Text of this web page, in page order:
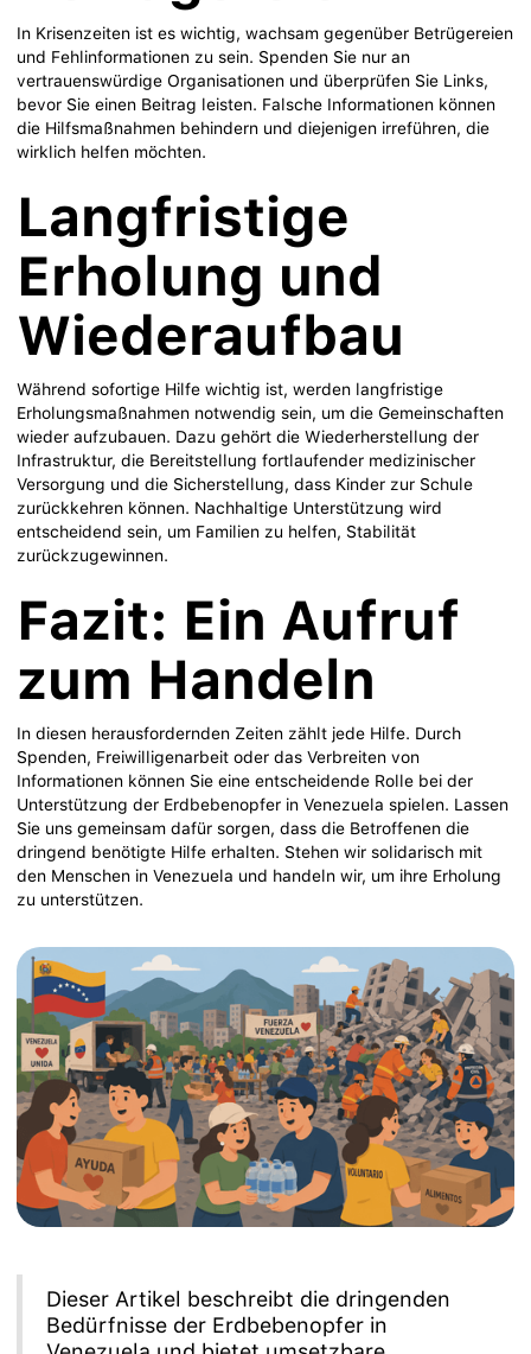
In Krisenzeiten ist es wichtig, wachsam gegenüber Betrügereien
und Fehlinformationen zu sein. Spenden Sie nur an
vertrauenswürdige Organisationen und überprüfen Sie Links,
bevor Sie einen Beitrag leisten. Falsche Informationen können
die Hilfsmaßnahmen behindern und diejenigen irreführen, die
wirklich helfen möchten.
Langfristige
Erholung und
Wiederaufbau
Während sofortige Hilfe wichtig ist, werden langfristige
Erholungsmaßnahmen notwendig sein, um die Gemeinschaften
wieder aufzubauen. Dazu gehört die Wiederherstellung der
Infrastruktur, die Bereitstellung fortlaufender medizinischer
Versorgung und die Sicherstellung, dass Kinder zur Schule
zurückkehren können. Nachhaltige Unterstützung wird
entscheidend sein, um Familien zu helfen, Stabilität
zurückzugewinnen.
Fazit: Ein Aufruf
zum Handeln
In diesen herausfordernden Zeiten zählt jede Hilfe. Durch
Spenden, Freiwilligenarbeit oder das Verbreiten von
Informationen können Sie eine entscheidende Rolle bei der
Unterstützung der Erdbebenopfer in Venezuela spielen. Lassen
Sie uns gemeinsam dafür sorgen, dass die Betroffenen die
dringend benötigte Hilfe erhalten. Stehen wir solidarisch mit
den Menschen in Venezuela und handeln wir, um ihre Erholung
zu unterstützen.
Dieser Artikel beschreibt die dringenden
Bedürfnisse der Erdbebenopfer in